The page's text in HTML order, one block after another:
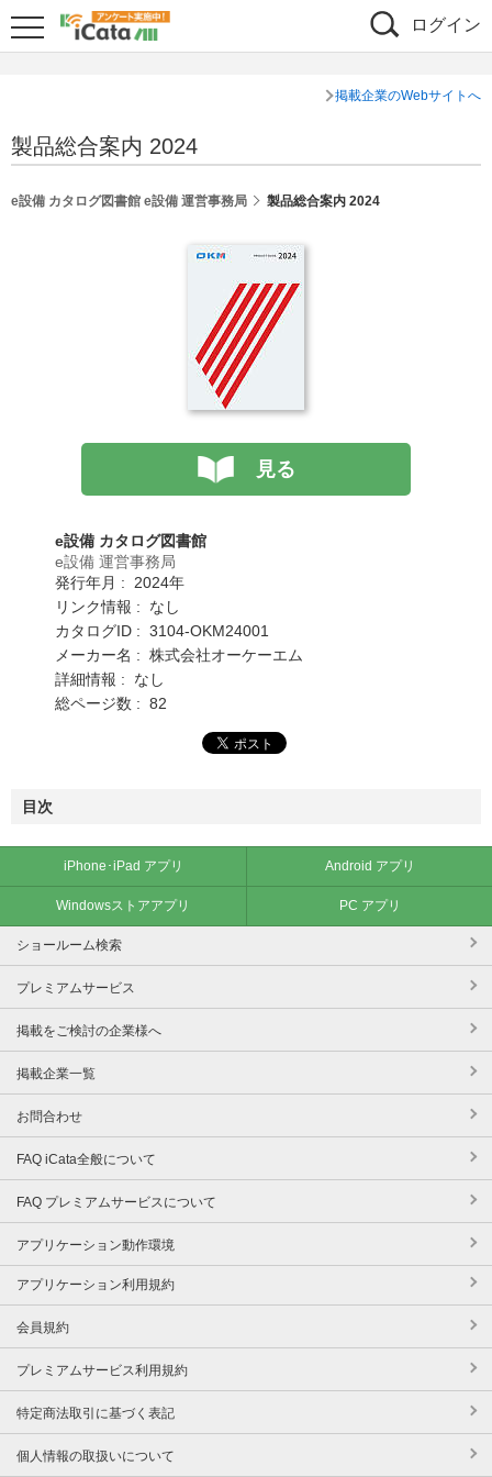
ログイン
掲載企業のWebサイトへ
製品総合案内 2024
e設備 カタログ図書館 e設備 運営事務局 製品総合案内 2024
見る
e設備 カタログ図書館
e設備 運営事務局
発行年月 : 2024年
リンク情報 : なし
カタログID : 3104-OKM24001
メーカー名 : 株式会社オーケーエム
詳細情報 : なし
総ページ数 : 82
目次
iPhone･iPad アプリ Android アプリ
Windowsストアアプリ PC アプリ
ショールーム検索
プレミアムサービス
掲載をご検討の企業様へ
掲載企業一覧
お問合わせ
FAQ iCata全般について
FAQ プレミアムサービスについて
アプリケーション動作環境
アプリケーション利用規約
会員規約
プレミアムサービス利用規約
特定商法取引に基づく表記
個人情報の取扱いについて